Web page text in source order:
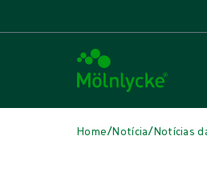
Home/Notícia/Notícias